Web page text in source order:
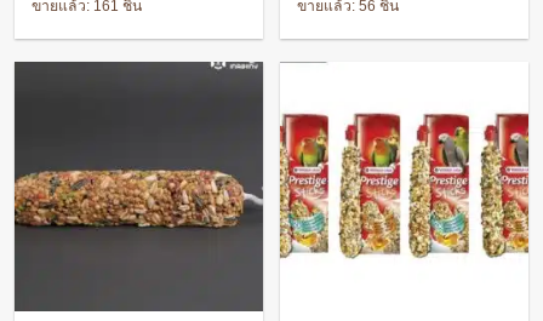
เลิฟเบิร์ด
120 ฿
130 ฿
ขายแล้ว: 161 ชิ้น
80 ฿
100 ฿
ขายแล้ว: 56 ชิ้น